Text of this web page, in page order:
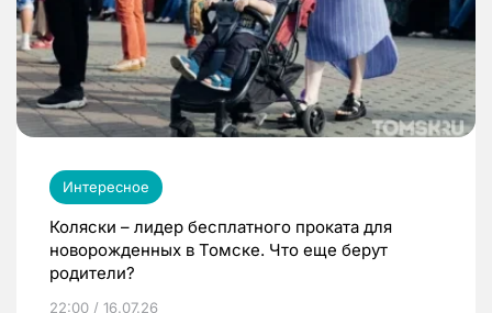
Интересное
Коляски – лидер бесплатного проката для
новорожденных в Томске. Что еще берут
родители?
22:00 / 16.07.26